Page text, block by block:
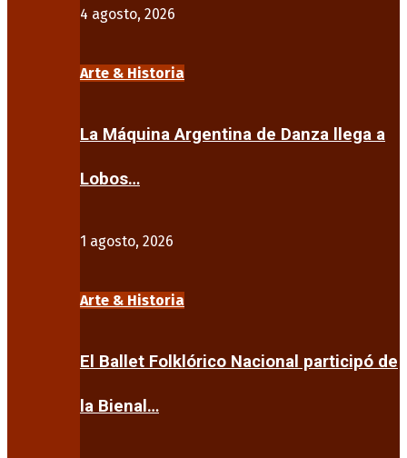
4 agosto, 2026
Arte & Historia
La Máquina Argentina de Danza llega a
Lobos…
1 agosto, 2026
Arte & Historia
El Ballet Folklórico Nacional participó de
la Bienal…